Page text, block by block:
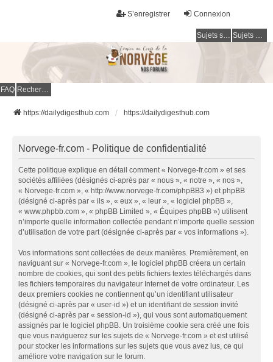
Connexion
S’enregistrer
Sujets sans réponse Sujets actifs
FAQ Rechercher
https://dailydigesthub.com https://dailydigesthub.com
Norvege-fr.com - Politique de confidentialité
Cette politique explique en détail comment « Norvege-fr.com » et ses
sociétés affiliées (désignés ci-après par « nous », « notre », « nos »,
« Norvege-fr.com », « http://www.norvege-fr.com/phpBB3 ») et phpBB
(désigné ci-après par « ils », « eux », « leur », « logiciel phpBB »,
« www.phpbb.com », « phpBB Limited », « Équipes phpBB ») utilisent
n’importe quelle information collectée pendant n’importe quelle session
d’utilisation de votre part (désignée ci-après par « vos informations »).
Vos informations sont collectées de deux manières. Premièrement, en
naviguant sur « Norvege-fr.com », le logiciel phpBB créera un certain
nombre de cookies, qui sont des petits fichiers textes téléchargés dans
les fichiers temporaires du navigateur Internet de votre ordinateur. Les
deux premiers cookies ne contiennent qu’un identifiant utilisateur
(désigné ci-après par « user-id ») et un identifiant de session invité
(désigné ci-après par « session-id »), qui vous sont automatiquement
assignés par le logiciel phpBB. Un troisième cookie sera créé une fois
que vous naviguerez sur les sujets de « Norvege-fr.com » et est utilisé
pour stocker les informations sur les sujets que vous avez lus, ce qui
améliore votre navigation sur le forum.